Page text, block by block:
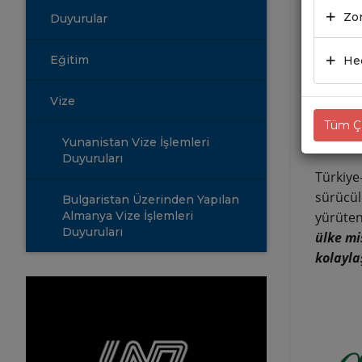
Duyurular
Eğitim
Vize
Yunanistan Vize İşlemleri
Duyuruları
Bulgaristan Üzerinden Yapılan
Almanya Vize İşlemleri
Duyuruları
ülke
Tüm